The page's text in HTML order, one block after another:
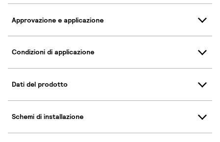
Approvazione e applicazione
Condizioni di applicazione
Dati del prodotto
Schemi di installazione